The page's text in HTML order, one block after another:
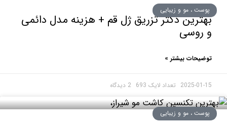
، مو و زیبایی
دکتر تزریق ژل قم + هزینه مدل دائمی
بیشتر »
2025- 2 دیدگاه
، مو و زیبایی